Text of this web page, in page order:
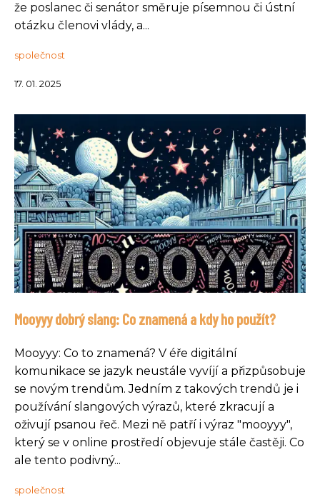
že poslanec či senátor směruje písemnou či ústní
otázku členovi vlády, a...
společnost
17. 01. 2025
Mooyyy dobrý slang: Co znamená a kdy ho použít?
Mooyyy: Co to znamená? V éře digitální
komunikace se jazyk neustále vyvíjí a přizpůsobuje
se novým trendům. Jedním z takových trendů je i
používání slangových výrazů, které zkracují a
oživují psanou řeč. Mezi ně patří i výraz "mooyyy",
který se v online prostředí objevuje stále častěji. Co
ale tento podivný...
společnost